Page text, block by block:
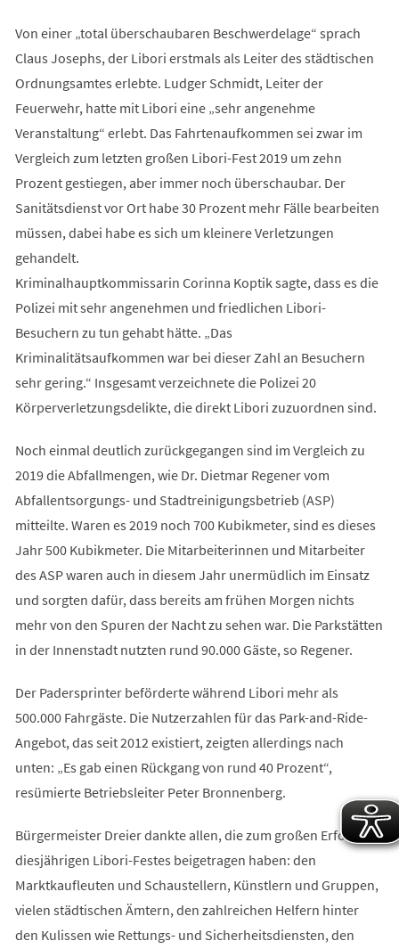
Von einer „total überschaubaren Beschwerdelage“ sprach
Claus Josephs, der Libori erstmals als Leiter des städtischen
Ordnungsamtes erlebte. Ludger Schmidt, Leiter der
Feuerwehr, hatte mit Libori eine „sehr angenehme
Veranstaltung“ erlebt. Das Fahrtenaufkommen sei zwar im
Vergleich zum letzten großen Libori-Fest 2019 um zehn
Prozent gestiegen, aber immer noch überschaubar. Der
Sanitätsdienst vor Ort habe 30 Prozent mehr Fälle bearbeiten
müssen, dabei habe es sich um kleinere Verletzungen
gehandelt.
Kriminalhauptkommissarin Corinna Koptik sagte, dass es die
Polizei mit sehr angenehmen und friedlichen Libori-
Besuchern zu tun gehabt hätte. „Das
Kriminalitätsaufkommen war bei dieser Zahl an Besuchern
sehr gering.“ Insgesamt verzeichnete die Polizei 20
Körperverletzungsdelikte, die direkt Libori zuzuordnen sind.
Noch einmal deutlich zurückgegangen sind im Vergleich zu
2019 die Abfallmengen, wie Dr. Dietmar Regener vom
Abfallentsorgungs- und Stadtreinigungsbetrieb (ASP)
mitteilte. Waren es 2019 noch 700 Kubikmeter, sind es dieses
Jahr 500 Kubikmeter. Die Mitarbeiterinnen und Mitarbeiter
des ASP waren auch in diesem Jahr unermüdlich im Einsatz
und sorgten dafür, dass bereits am frühen Morgen nichts
mehr von den Spuren der Nacht zu sehen war. Die Parkstätten
in der Innenstadt nutzten rund 90.000 Gäste, so Regener.
Der Padersprinter beförderte während Libori mehr als
500.000 Fahrgäste. Die Nutzerzahlen für das Park-and-Ride-
Angebot, das seit 2012 existiert, zeigten allerdings nach
unten: „Es gab einen Rückgang von rund 40 Prozent“,
resümierte Betriebsleiter Peter Bronnenberg.
Bürgermeister Dreier dankte allen, die zum großen Erfolg des
diesjährigen Libori-Festes beigetragen haben: den
Marktkaufleuten und Schaustellern, Künstlern und Gruppen,
vielen städtischen Ämtern, den zahlreichen Helfern hinter
den Kulissen wie Rettungs- und Sicherheitsdiensten, den